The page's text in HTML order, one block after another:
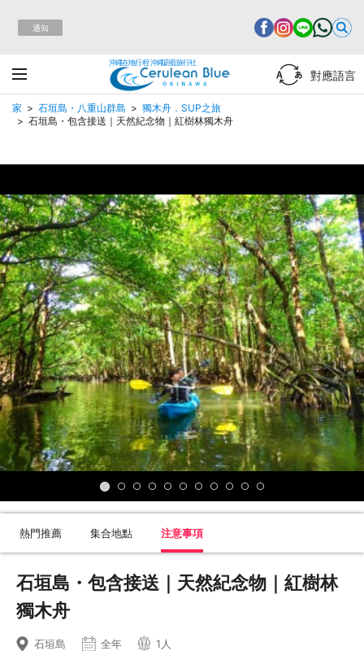
通知
沖繩在地行程 沖繩蔚藍旅行社
對應語言
家 石垣島・八重山群島
獨木舟．SUP之旅
石垣島・包含接送｜天然紀念物｜紅樹林獨木舟
熱門推薦 集合地點 注意事項
石垣島・包含接送｜天然紀念物｜紅樹林
獨木舟
石垣島 全年 1人